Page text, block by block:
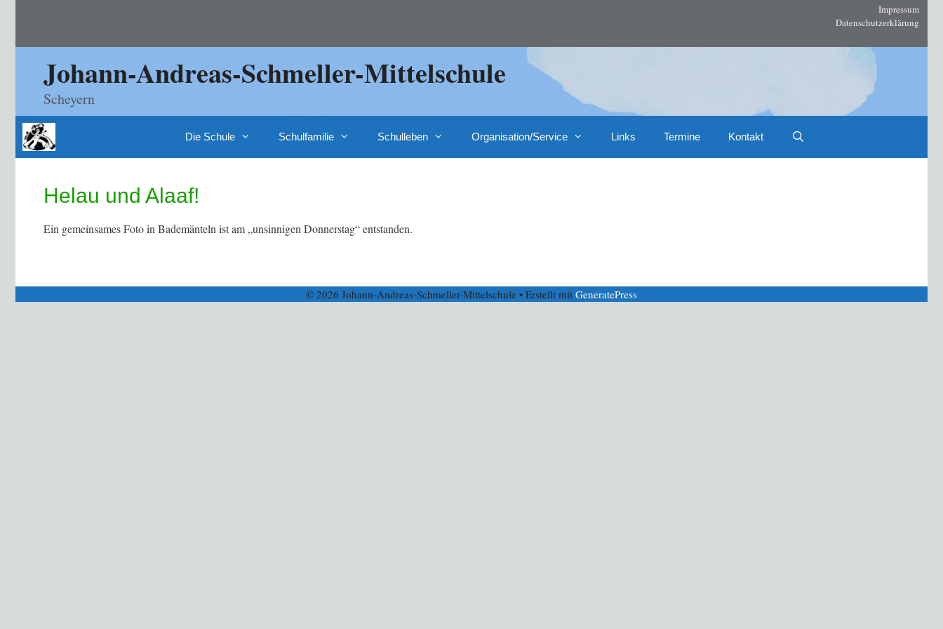
Impressum
Datenschutzerklärung
Johann-Andreas-Schmeller-Mittelschule
Scheyern
Die Schule Schulfamilie Schulleben Organisation/Service Links Termine Kontakt
Helau und Alaaf!
Ein gemeinsames Foto in Bademänteln ist am „unsinnigen Donnerstag“ entstanden.
© 2026 Johann-Andreas-Schmeller-Mittelschule • Erstellt mit GeneratePress